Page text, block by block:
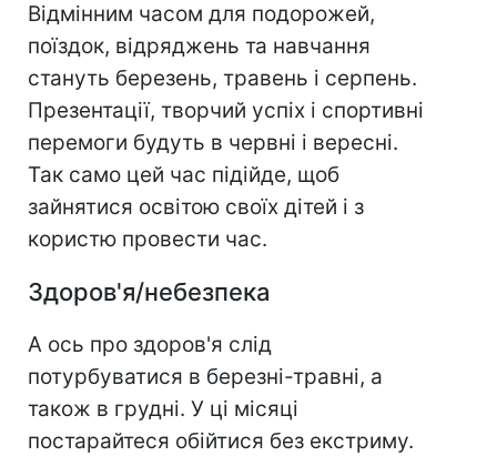
Відмінним часом для подорожей,
поїздок, відряджень та навчання
стануть березень, травень і серпень.
Презентації, творчий успіх і спортивні
перемоги будуть в червні і вересні.
Так само цей час підійде, щоб
зайнятися освітою своїх дітей і з
користю провести час.
Здоров'я/небезпека
А ось про здоров'я слід
потурбуватися в березні-травні, а
також в грудні. У ці місяці
постарайтеся обійтися без екстриму.